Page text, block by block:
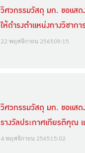
วิศวกรรมวัสดุ มก. ขอแส
ให้ดำรงตำแหน่งทางวิชาก
22 พฤศจิกายน 256509:15
วิศวกรรมวัสดุ มก. ขอแส
รางวัลประกาศเกียรติคุณ
4 พฤศจิกายน 256515:02